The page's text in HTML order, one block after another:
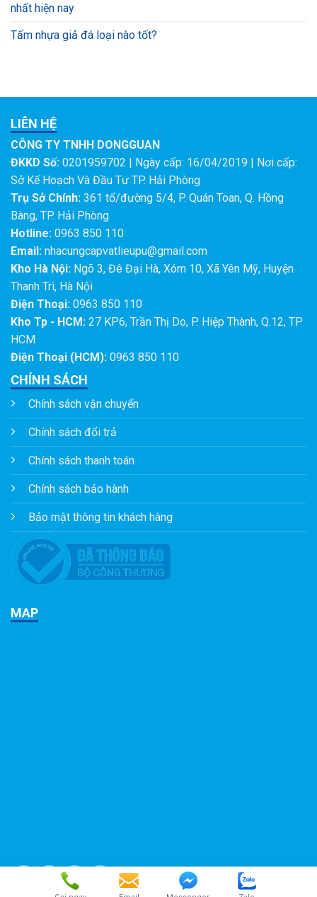
nhất hiện nay
Tấm nhựa giả đá loại nào tốt?
LIÊN HỆ
CÔNG TY TNHH DONGGUAN
ĐKKD Số: 0201959702 | Ngày cấp: 16/04/2019 | Nơi cấp:
Sở Kế Hoạch Và Đầu Tư TP. Hải Phòng
Trụ Sở Chính: 361 tổ/đường 5/4, P. Quán Toan, Q. Hồng
Bàng, TP. Hải Phòng
Hotline: 0963 850 110
Email: nhacungcapvatlieupu@gmail.com
Kho Hà Nội: Ngõ 3, Đê Đại Hà, Xóm 10, Xã Yên Mỹ, Huyện
Thanh Trì, Hà Nội
Điện Thoại: 0963 850 110
Kho Tp - HCM: 27 KP6, Trần Thị Do, P. Hiệp Thành, Q.12, TP
HCM
Điện Thoại (HCM): 0963 850 110
CHÍNH SÁCH
Chính sách vận chuyển
Chính sách đổi trả
Chính sách thanh toán
Chính sách bảo hành
Bảo mật thông tin khách hàng
MAP
Copyright 2026 © Tan Phu Minh Corp. All Rights Reserved